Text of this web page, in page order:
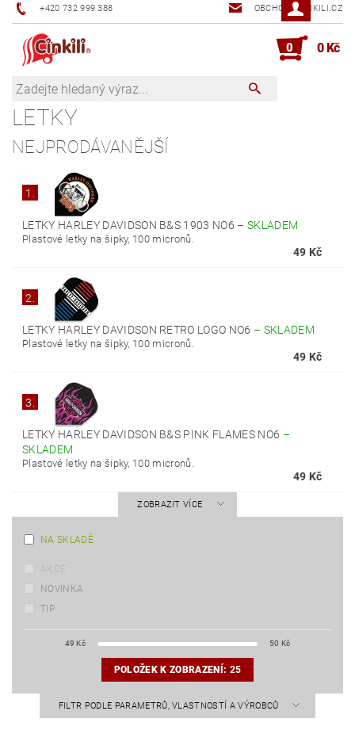
+420 732 999 388 OBCHOD@CINKILI.CZ
0 0 Kč
LETKY
NEJPRODÁVANĚJŠÍ
1.
LETKY HARLEY DAVIDSON B&S 1903 NO6 – SKLADEM
Plastové letky na šipky, 100 micronů.
49 Kč
2.
LETKY HARLEY DAVIDSON RETRO LOGO NO6 – SKLADEM
Plastové letky na šipky, 100 micronů.
49 Kč
3.
LETKY HARLEY DAVIDSON B&S PINK FLAMES NO6 –
SKLADEM
Plastové letky na šipky, 100 micronů.
49 Kč
ZOBRAZIT VÍCE
NA SKLADĚ
AKCE
NOVINKA
TIP
49 Kč 50 Kč
POLOŽEK K ZOBRAZENÍ: 25
FILTR PODLE PARAMETRŮ, VLASTNOSTÍ A VÝROBCŮ